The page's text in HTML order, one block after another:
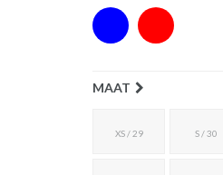
MAAT
XS / 29 S / 30